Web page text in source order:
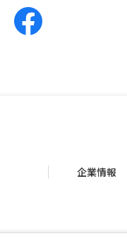
企業情報